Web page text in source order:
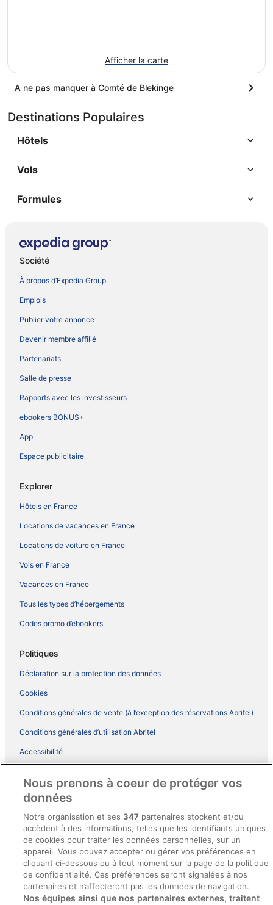
Afficher la carte
A ne pas manquer à Comté de Blekinge
Destinations Populaires
Hôtels
Vols
Formules
Société
À propos d’Expedia Group
Emplois
Publier votre annonce
Devenir membre affilié
Partenariats
Salle de presse
Rapports avec les investisseurs
ebookers BONUS+
App
Espace publicitaire
Explorer
Hôtels en France
Locations de vacances en France
Locations de voiture en France
Vols en France
Vacances en France
Tous les types d’hébergements
Codes promo d’ebookers
Politiques
Déclaration sur la protection des données
Cookies
Conditions générales de vente (à l’exception des réservations Abritel)
Conditions générales d’utilisation Abritel
Accessibilité
Conditions générales du programme BONUS+ d’ebookers
Directives de contenu et signalement de contenus
Aide
Soutien
Annuler votre réservation d’hôtel ou de propriété de vacances
Nous prenons à coeur de protéger vos
données
Notre organisation et ses347 partenaires stockent et/ou
accèdent à des informations, telles que les identifiants uniques
de cookies pour traiter les données personnelles, sur un
appareil. Vous pouvez accepter ou gérer vos préférences en
cliquant ci-dessous ou à tout moment sur la page de la politique
de confidentialité. Ces préférences seront signalées à nos
partenaires et n’affecteront pas les données de navigation.
Nos équipes ainsi que nos partenaires externes, traitent